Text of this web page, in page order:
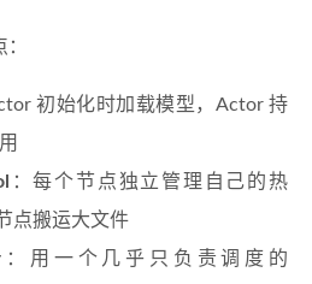
初始化时加载模型，Actor 持
：每个节点独立管理自己的热
点搬运大文件
：用一个几乎只负责调度的